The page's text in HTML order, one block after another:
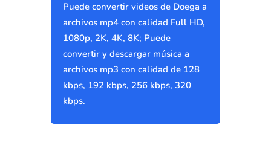
Puede convertir videos de Doega a
archivos mp4 con calidad Full HD,
1080p, 2K, 4K, 8K; Puede
convertir y descargar música a
archivos mp3 con calidad de 128
kbps, 192 kbps, 256 kbps, 320
kbps.